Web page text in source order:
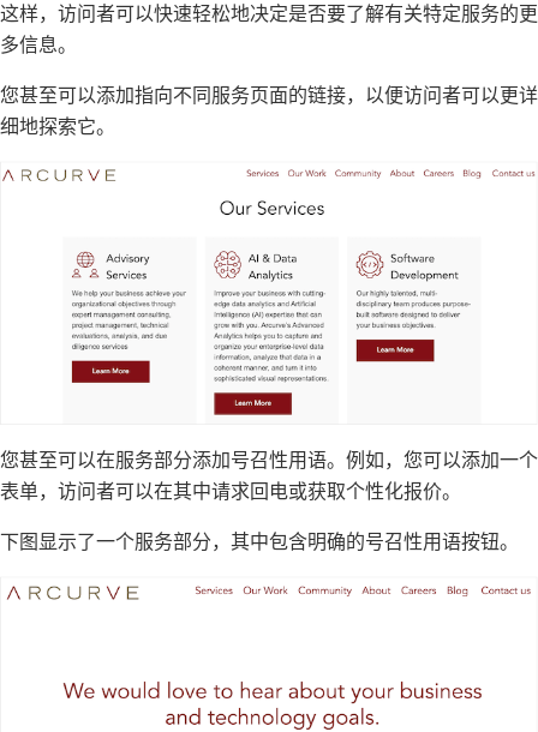
这样，访问者可以快速轻松地决定是否要了解有关特定服务的更
多信息。
您甚至可以添加指向不同服务页面的链接，以便访问者可以更详
细地探索它。
您甚至可以在服务部分添加号召性用语。例如，您可以添加一个
表单，访问者可以在其中请求回电或获取个性化报价。
下图显示了一个服务部分，其中包含明确的号召性用语按钮。